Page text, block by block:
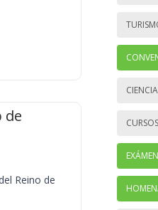
de
Reino de
CURSOS